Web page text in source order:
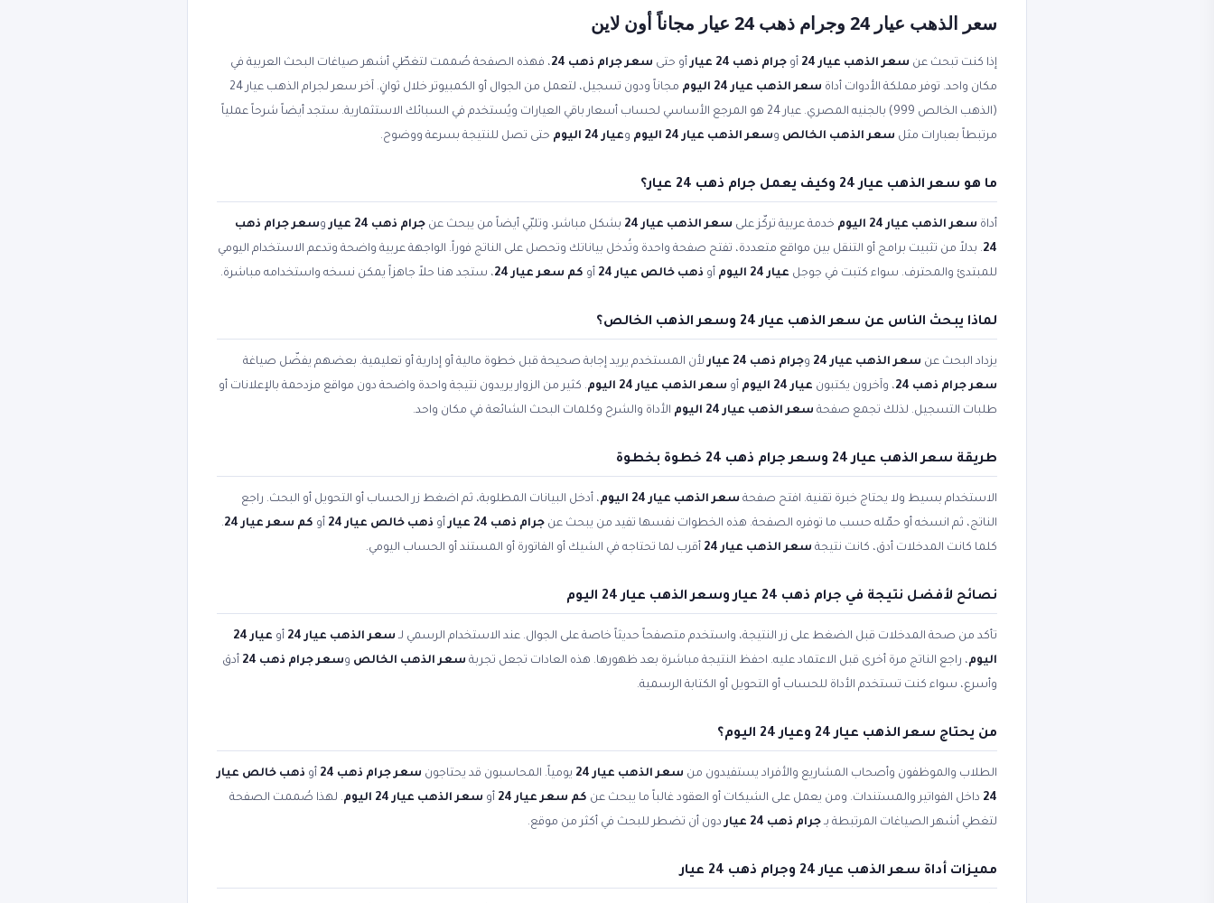
سعر الذهب عيار 24 وجرام ذهب 24 عيار مجاناً أون لاين
إذا كنت تبحث عن سعر الذهب عيار 24 أو جرام ذهب 24 عيار أو حتى سعر جرام ذهب 24
، فهذه الصفحة صُممت لتغطّي أشهر صياغات البحث العربية في
مكان واحد. توفر مملكة الأدوات أداة سعر الذهب عيار 24 اليوم
مجاناً ودون تسجيل، لتعمل من الجوال أو الكمبيوتر خلال ثوانٍ. آخر سعر لجرام الذهب عيار 24
(الذهب الخالص 999) بالجنيه المصري. عيار 24 هو المرجع الأساسي لحساب أسعار باقي العيارات ويُستخدم في السبائك الاستثمارية. ستجد أيضاً شرحاً عملياً
مرتبطاً بعبارات مثل سعر الذهب الخالص وسعر الذهب عيار 24 اليوم وعيار 24 اليوم حتى تصل للنتيجة بسرعة ووضوح.
ما هو سعر الذهب عيار 24 وكيف يعمل جرام ذهب 24 عيار؟
أداة سعر الذهب عيار 24 اليوم خدمة عربية تركّز على سعر الذهب عيار 24 بشكل مباشر، وتلبّي أيضاً من يبحث عن جرام ذهب 24 عيار وسعر جرام ذهب
24. بدلاً من تثبيت برامج أو التنقل بين مواقع متعددة، تفتح صفحة واحدة وتُدخل بياناتك وتحصل على الناتج فوراً. الواجهة عربية واضحة وتدعم الاستخدام اليومي
للمبتدئ والمحترف. سواء كتبت في جوجل عيار 24 اليوم أو ذهب خالص عيار 24 أو كم سعر عيار 24 ، ستجد هنا حلاً جاهزاً يمكن نسخه واستخدامه مباشرة.
لماذا يبحث الناس عن سعر الذهب عيار 24 وسعر الذهب الخالص؟
يزداد البحث عن سعر الذهب عيار 24 وجرام ذهب 24 عيار
لأن المستخدم يريد إجابة صحيحة قبل خطوة مالية أو إدارية أو تعليمية. بعضهم يفضّل صياغة
سعر جرام ذهب 24
، وآخرون يكتبون عيار 24 اليوم أو سعر الذهب عيار 24 اليوم
. كثير من الزوار يريدون نتيجة واحدة واضحة دون مواقع مزدحمة بالإعلانات أو
طلبات التسجيل. لذلك تجمع صفحة سعر الذهب عيار 24 اليوم الأداة والشرح وكلمات البحث الشائعة في مكان واحد.
طريقة سعر الذهب عيار 24 وسعر جرام ذهب 24 خطوة بخطوة
الاستخدام بسيط ولا يحتاج خبرة تقنية. افتح صفحة سعر الذهب عيار 24 اليوم
، أدخل البيانات المطلوبة، ثم اضغط زر الحساب أو التحويل أو البحث. راجع
الناتج، ثم انسخه أو حمّله حسب ما توفره الصفحة. هذه الخطوات نفسها تفيد من يبحث عن جرام ذهب 24 عيار أو ذهب خالص عيار 24 أو كم سعر عيار 24
.
كلما كانت المدخلات أدق، كانت نتيجة سعر الذهب عيار 24 أقرب لما تحتاجه في الشيك أو الفاتورة أو المستند أو الحساب اليومي.
نصائح لأفضل نتيجة في جرام ذهب 24 عيار وسعر الذهب عيار 24 اليوم
تأكد من صحة المدخلات قبل الضغط على زر النتيجة، واستخدم متصفحاً حديثاً خاصة على الجوال. عند الاستخدام الرسمي لـ سعر الذهب عيار 24 أو
عيار 24
اليوم، راجع الناتج مرة أخرى قبل الاعتماد عليه. احفظ النتيجة مباشرة بعد ظهورها. هذه العادات تجعل تجربة سعر الذهب الخالص وسعر جرام ذهب 24
أدق
وأسرع، سواء كنت تستخدم الأداة للحساب أو التحويل أو الكتابة الرسمية.
من يحتاج سعر الذهب عيار 24 وعيار 24 اليوم؟
الطلاب والموظفون وأصحاب المشاريع والأفراد يستفيدون من سعر الذهب عيار 24 يومياً. المحاسبون قد يحتاجون سعر جرام ذهب 24 أو ذهب خالص عيار
24 داخل الفواتير والمستندات. ومن يعمل على الشيكات أو العقود غالباً ما يبحث عن كم سعر عيار 24 أو سعر الذهب عيار 24 اليوم
. لهذا صُممت الصفحة
لتغطي أشهر الصياغات المرتبطة بـ جرام ذهب 24 عيار دون أن تضطر للبحث في أكثر من موقع.
مميزات أداة سعر الذهب عيار 24 وجرام ذهب 24 عيار